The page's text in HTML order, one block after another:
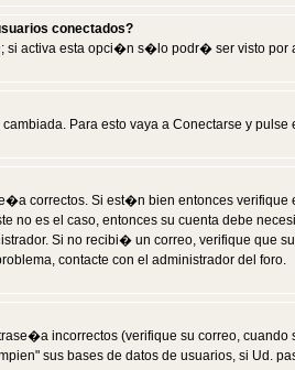
conectados?
; si activa esta opci�n s�lo podr� ser visto por
Para esto vaya a Conectarse y pulse
correctos. Si est�n bien entonces
es el caso, entonces su cuenta debe
Si no recibi� un correo, verifique
contacte con el administrador del foro.
incorrectos (verifique su correo,
sus bases de datos de usuarios, si